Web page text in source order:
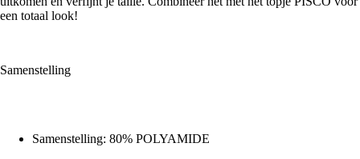
een totaal look!
Samenstelling
Samenstelling: 80% POLYAMIDE